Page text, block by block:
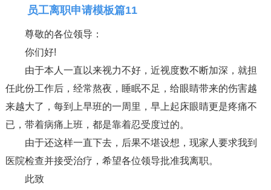
员工离职申请模板篇11
尊敬的各位领导：
你们好!
由于本人一直以来视力不好，近视度数不断加深，就担
任此份工作后，经常熬夜，睡眠不足，给眼睛带来的伤害越
来越大了，每到上早班的一周里，早上起床眼睛更是疼痛不
已，带着病痛上班，都是靠着忍受度过的。
由于还这样一直下去，后果不堪设想，现家人要求我到
医院检查并接受治疗，希望各位领导批准我离职。
此致